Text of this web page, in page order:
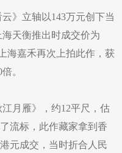
》立轴以143万元创下当
天衡推出时成交价为
海嘉禾再次上拍此作，获
。
月雁》，约12平尺，估
流标，此作藏家拿到香
元成交，当时折合人民